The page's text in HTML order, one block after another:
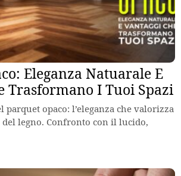
Eleganza Natuarale E
Trasformano I Tuoi Spazi
parquet opaco: l’eleganza che valorizza
legno. Confronto con il lucido,